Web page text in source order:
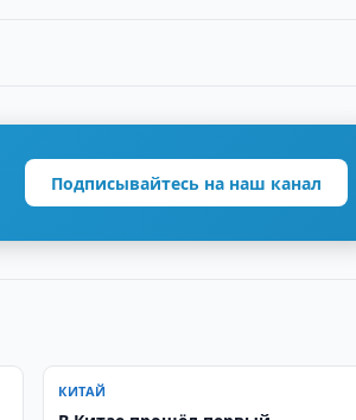
Подписывайтесь на наш канал
КИТАЙ